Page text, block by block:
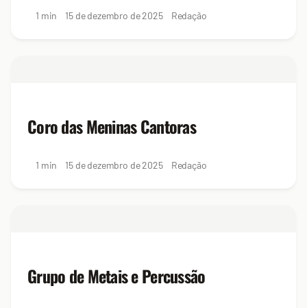
1 min 15 de dezembro de 2025 Redação
Coro das Meninas Cantoras
1 min 15 de dezembro de 2025 Redação
Grupo de Metais e Percussão